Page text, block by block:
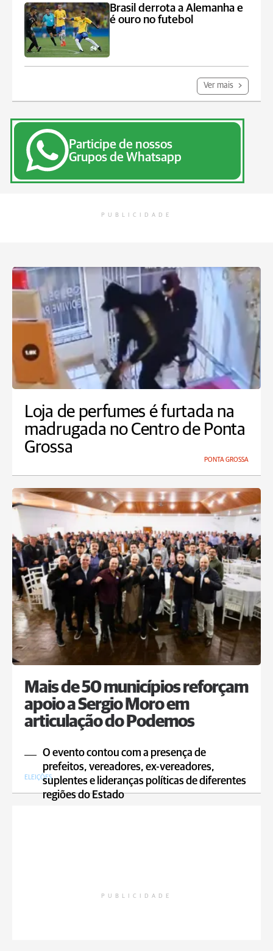
Brasil derrota a Alemanha e
é ouro no futebol
Ver mais
Participe de nossos
Grupos de Whatsapp
PUBLICIDADE
Loja de perfumes é furtada na
madrugada no Centro de Ponta
Grossa
PONTA GROSSA
Mais de 50 municípios reforçam
apoio a Sergio Moro em
articulação do Podemos
O evento contou com a presença de
prefeitos, vereadores, ex-vereadores,
suplentes e lideranças políticas de diferentes
regiões do Estado
ELEIÇÕES
PUBLICIDADE